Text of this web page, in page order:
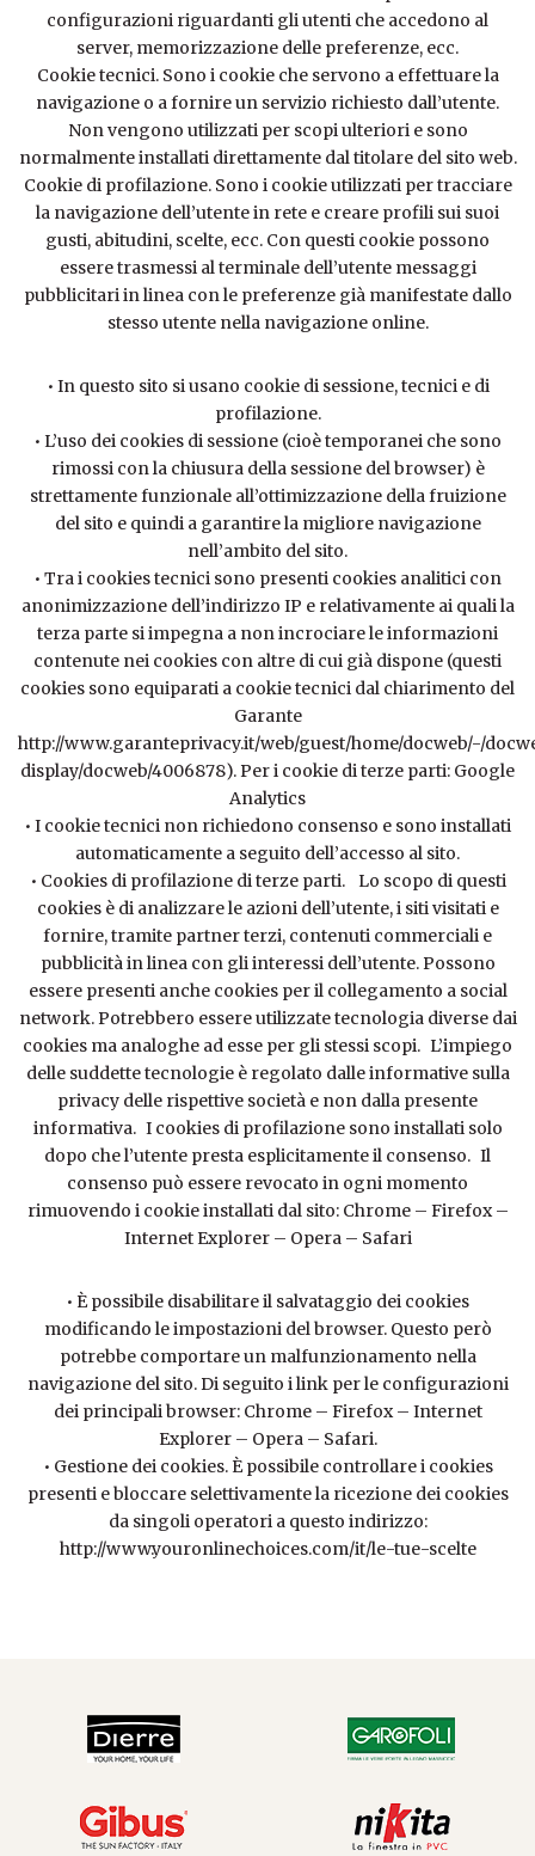
configurazioni riguardanti gli utenti che accedono al
server, memorizzazione delle preferenze, ecc.
Cookie tecnici. Sono i cookie che servono a effettuare la
navigazione o a fornire un servizio richiesto dall’utente.
Non vengono utilizzati per scopi ulteriori e sono
normalmente installati direttamente dal titolare del sito web.
Cookie di profilazione. Sono i cookie utilizzati per tracciare
la navigazione dell’utente in rete e creare profili sui suoi
gusti, abitudini, scelte, ecc. Con questi cookie possono
essere trasmessi al terminale dell’utente messaggi
pubblicitari in linea con le preferenze già manifestate dallo
stesso utente nella navigazione online.
• In questo sito si usano cookie di sessione, tecnici e di
profilazione.
• L’uso dei cookies di sessione (cioè temporanei che sono
rimossi con la chiusura della sessione del browser) è
strettamente funzionale all’ottimizzazione della fruizione
del sito e quindi a garantire la migliore navigazione
nell’ambito del sito.
• Tra i cookies tecnici sono presenti cookies analitici con
anonimizzazione dell’indirizzo IP e relativamente ai quali la
terza parte si impegna a non incrociare le informazioni
contenute nei cookies con altre di cui già dispone (questi
cookies sono equiparati a cookie tecnici dal chiarimento del
Garante
http://www.garanteprivacy.it/web/guest/home/docweb/-/
display/docweb/4006878). Per i cookie di terze parti: Google
Analytics
• I cookie tecnici non richiedono consenso e sono installati
automaticamente a seguito dell’accesso al sito.
• Cookies di profilazione di terze parti. Lo scopo di questi
cookies è di analizzare le azioni dell’utente, i siti visitati e
fornire, tramite partner terzi, contenuti commerciali e
pubblicità in linea con gli interessi dell’utente. Possono
essere presenti anche cookies per il collegamento a social
network. Potrebbero essere utilizzate tecnologia diverse dai
cookies ma analoghe ad esse per gli stessi scopi. L’impiego
delle suddette tecnologie è regolato dalle informative sulla
privacy delle rispettive società e non dalla presente
informativa. I cookies di profilazione sono installati solo
dopo che l’utente presta esplicitamente il consenso. Il
consenso può essere revocato in ogni momento
rimuovendo i cookie installati dal sito: Chrome– Firefox–
Internet Explorer– Opera– Safari
• È possibile disabilitare il salvataggio dei cookies
modificando le impostazioni del browser. Questo però
potrebbe comportare un malfunzionamento nella
navigazione del sito. Di seguito i link per le configurazioni
dei principali browser: Chrome– Firefox– Internet
Explorer– Opera– Safari.
• Gestione dei cookies. È possibile controllare i cookies
presenti e bloccare selettivamente la ricezione dei cookies
da singoli operatori a questo indirizzo:
http://www.youronlinechoices.com/it/le-tue-scelte